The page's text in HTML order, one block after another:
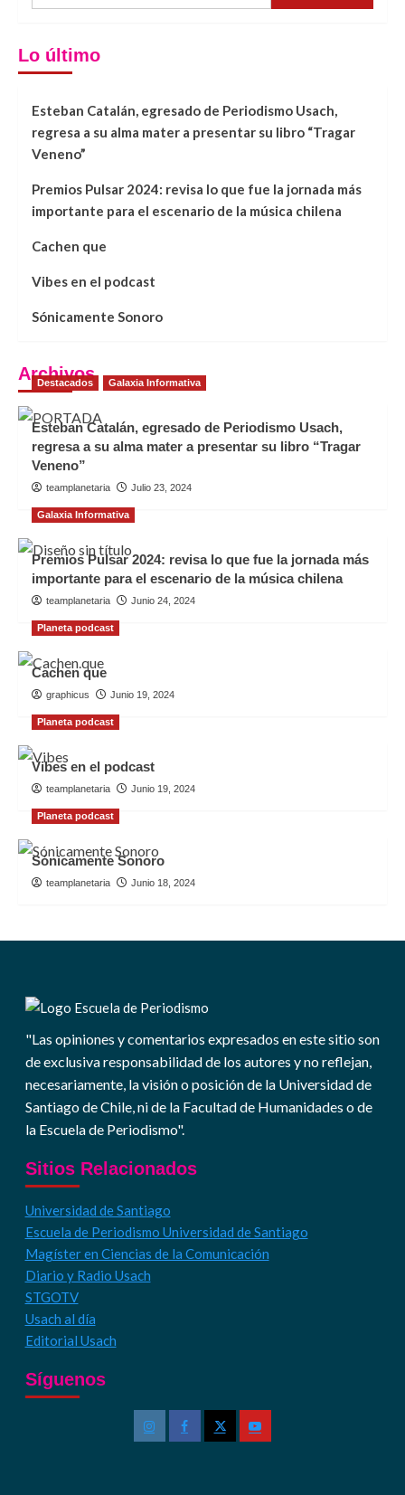
Lo último
Esteban Catalán, egresado de Periodismo Usach,
regresa a su alma mater a presentar su libro “Tragar
Veneno”
Premios Pulsar 2024: revisa lo que fue la jornada más
importante para el escenario de la música chilena
Cachen que
Vibes en el podcast
Sónicamente Sonoro
Archivos
Destacados Galaxia Informativa
Esteban Catalán, egresado de Periodismo Usach,
regresa a su alma mater a presentar su libro “Tragar
Veneno”
teamplanetaria Julio 23, 2024
Galaxia Informativa
Premios Pulsar 2024: revisa lo que fue la jornada más
importante para el escenario de la música chilena
teamplanetaria Junio 24, 2024
Planeta podcast
Cachen que
graphicus Junio 19, 2024
Planeta podcast
Vibes en el podcast
teamplanetaria Junio 19, 2024
Planeta podcast
Sónicamente Sonoro
teamplanetaria Junio 18, 2024
"Las opiniones y comentarios expresados en este sitio son
de exclusiva responsabilidad de los autores y no reflejan,
necesariamente, la visión o posición de la Universidad de
Santiago de Chile, ni de la Facultad de Humanidades o de
la Escuela de Periodismo".
Sitios Relacionados
Universidad de Santiago
Escuela de Periodismo Universidad de Santiago
Magíster en Ciencias de la Comunicación
Diario y Radio Usach
STGOTV
Usach al día
Editorial Usach
Síguenos
InstagramFacebookTwitterYoutube